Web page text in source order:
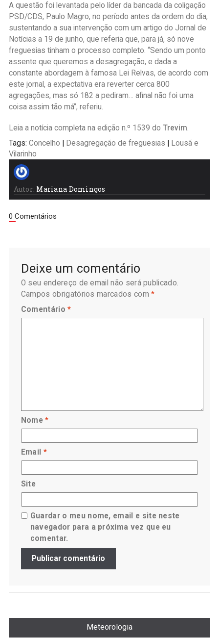
A questão foi levantada pelo líder da bancada da coligação
PSD/CDS, Paulo Magro, no período antes da ordem do dia,
sustentando a sua intervenção com um artigo do Jornal de
Notícias a 19 de junho, que referia que, para já, só nove
freguesias tinham o processo completo. “Sendo um ponto
assente que queremos a desagregação, e dada a
constante abordagem à famosa Lei Relvas, de acordo com
este jornal, a expectativa era reverter cerca 800
agregações, mas só 182 a pediram… afinal não foi uma
coisa assim tão má”, referiu.
Leia a notícia completa na edição n.º 1539 do Trevim.
Tags: Concelho Desagregação de freguesias
Lousã e
Vilarinho
Autor: Mariana Domingos
0 Comentários
Deixe um comentário
O seu endereço de email não será publicado.
Campos obrigatórios marcados com*
Comentário*
Nome*
Email *
Site
Guardar o meu nome, email e site neste
navegador para a próxima vez que eu
comentar.
Meteorologia